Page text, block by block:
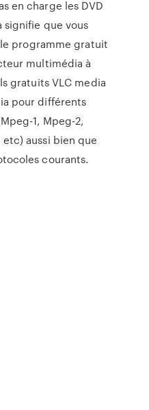
en charge les DVD
signifie que vous
programme gratuit
multimédia à
gratuits VLC media
pour différents
1, Mpeg-2,
aussi bien que
courants.